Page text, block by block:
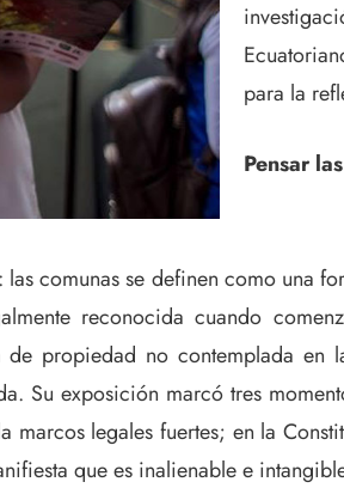
para la
Pensar
comunas se definen como una
reconocida cuando
propiedad no contemplada
Su exposición marcó tres
legales fuertes; en la
que es inalienable e